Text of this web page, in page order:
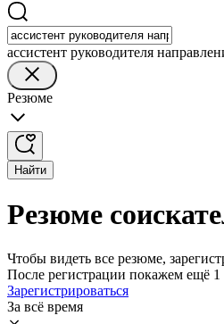
ассистент руководителя
Резюме
Найти
Резюме
Чтобы видеть все резюме,
После регистрации покажем ещё
Зарегистрироваться
За всё время